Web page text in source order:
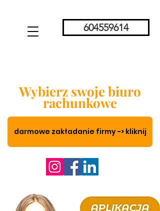
604559614
Wybierz swoje biuro
rachunkowe
darmowe zakładanie firmy -> kliknij